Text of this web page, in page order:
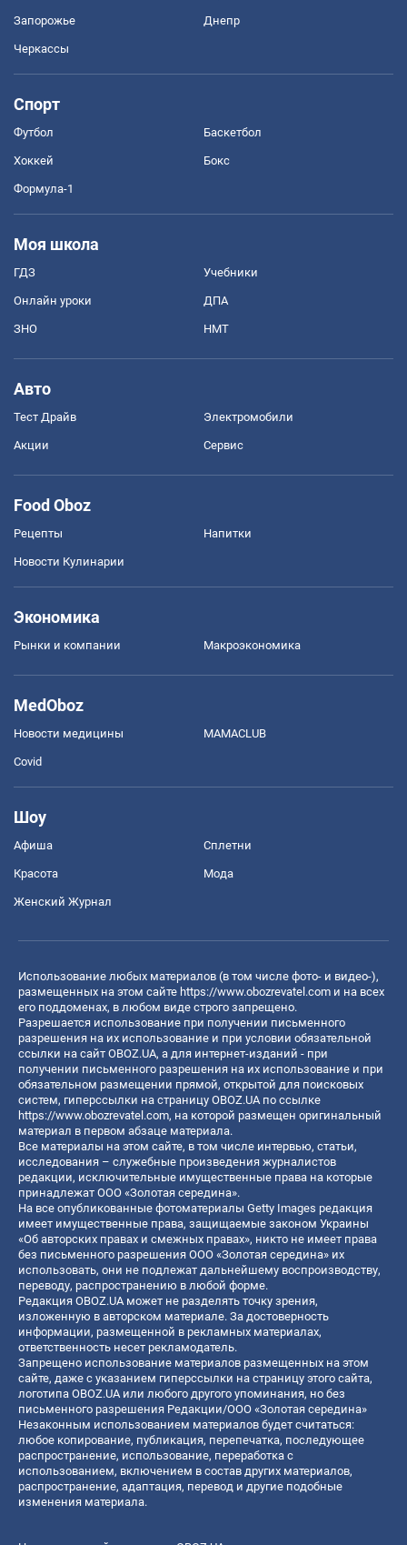
Запорожье Днепр
Черкассы
Спорт
Футбол Баскетбол
Хоккей Бокс
Формула-1
Моя школа
ГДЗ Учебники
Онлайн уроки ДПА
ЗНО НМТ
Авто
Тест Драйв Электромобили
Акции Сервис
Food Oboz
Рецепты Напитки
Новости Кулинарии
Экономика
Рынки и компании Mакроэкономика
MedOboz
Новости медицины MAMACLUB
Covid
Шоу
Афиша Сплетни
Красота Мода
Женский Журнал
Использование любых материалов (в том числе фото- и видео-),
размещенных на этом сайте https://www.obozrevatel.com и на всех
его поддоменах, в любом виде строго запрещено.
Разрешается использование при получении письменного
разрешения на их использование и при условии обязательной
ссылки на сайт OBOZ.UA, а для интернет-изданий - при
получении письменного разрешения на их использование и при
обязательном размещении прямой, открытой для поисковых
систем, гиперссылки на страницу OBOZ.UA по ссылке
https://www.obozrevatel.com, на которой размещен оригинальный
материал в первом абзаце материала.
Все материалы на этом сайте, в том числе интервью, статьи,
исследования – служебные произведения журналистов
редакции, исключительные имущественные права на которые
принадлежат ООО «Золотая середина».
На все опубликованные фотоматериалы Getty Images редакция
имеет имущественные права, защищаемые законом Украины
«Об авторских правах и смежных правах», никто не имеет права
без письменного разрешения ООО «Золотая середина» их
использовать, они не подлежат дальнейшему воспроизводству,
переводу, распространению в любой форме.
Редакция OBOZ.UA может не разделять точку зрения,
изложенную в авторском материале. За достоверность
информации, размещенной в рекламных материалах,
ответственность несет рекламодатель.
Запрещено использование материалов размещенных на этом
сайте, даже с указанием гиперссылки на страницу этого сайта,
логотипа OBOZ.UA или любого другого упоминания, но без
письменного разрешения Редакции/ООО «Золотая середина»
Незаконным использованием материалов будет считаться:
любое копирование, публикация, перепечатка, последующее
распространение, использование, переработка с
использованием, включением в состав других материалов,
распространение, адаптация, перевод и другие подобные
изменения материала.